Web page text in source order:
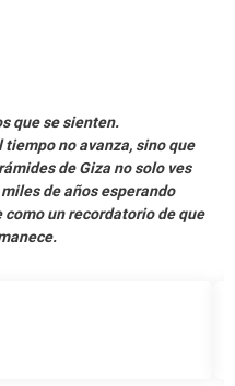
que se sienten.
no avanza, sino que
de Giza no solo ves
de años esperando
un recordatorio de que